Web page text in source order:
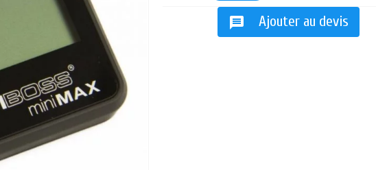
message Ajouter au devis